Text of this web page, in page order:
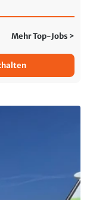
Mehr Top-Jobs >